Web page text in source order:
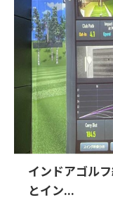
インドアゴル
とイン...